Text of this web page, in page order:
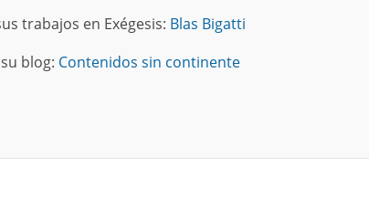
trabajos en Exégesis: Blas Bigatti
blog: Contenidos sin continente